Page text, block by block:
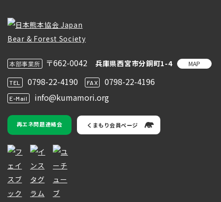
本部事業所 〒662-0042 兵庫県西宮市分銅町1-4 MAP
TEL 0798-22-4190 FAX 0798-22-4196
E-Mail info@kumamori.org
再エネ問題連絡会 くまもり会員ページ